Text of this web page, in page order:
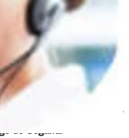
correderas, Puertas
Correderas automáticas
cizallamiento, Puertas
Puertas radio
Mantenimiento de
en automatismos y
de Segarra.